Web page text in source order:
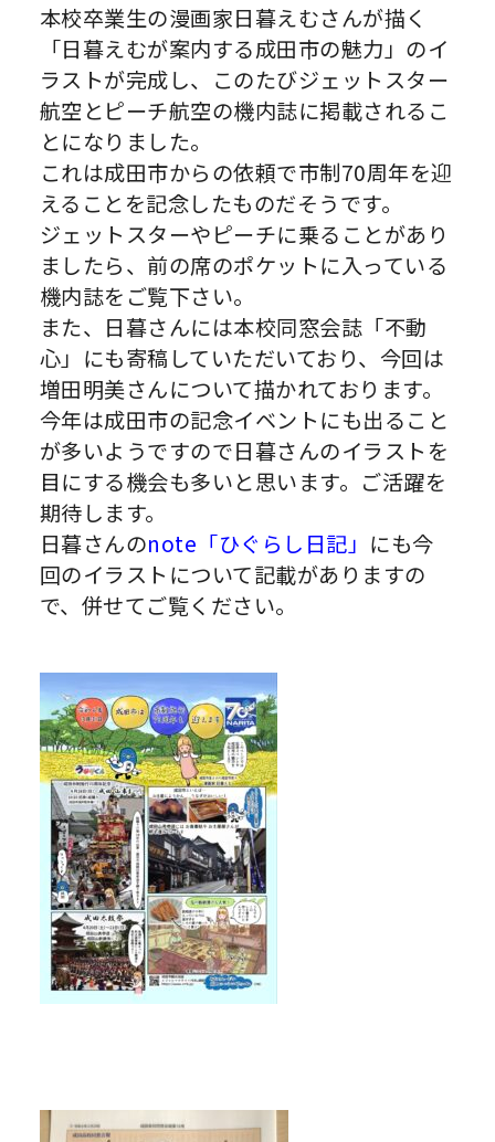
本校卒業生の漫画家日暮えむさんが描く
「日暮えむが案内する成田市の魅力」のイ
ラストが完成し、このたびジェットスター
航空とピーチ航空の機内誌に掲載されるこ
とになりました。
これは成田市からの依頼で市制70周年を迎
えることを記念したものだそうです。
ジェットスターやピーチに乗ることがあり
ましたら、前の席のポケットに入っている
機内誌をご覧下さい。
また、日暮さんには本校同窓会誌「不動
心」にも寄稿していただいており、今回は
増田明美さんについて描かれております。
今年は成田市の記念イベントにも出ること
が多いようですので日暮さんのイラストを
目にする機会も多いと思います。ご活躍を
期待します。
日暮さんのnote「ひぐらし日記」 にも今
回のイラストについて記載がありますの
で、併せてご覧ください。